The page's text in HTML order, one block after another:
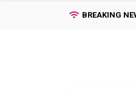
BREAKING
Gabah Banyak